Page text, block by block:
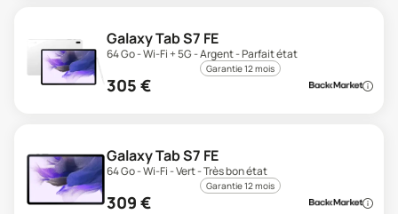
Galaxy Tab S7 FE
64 Go - Wi-Fi + 5G - Argent - Parfait état
Garantie 12 mois
305 €
Galaxy Tab S7 FE
64 Go - Wi-Fi - Vert - Très bon état
Garantie 12 mois
309 €